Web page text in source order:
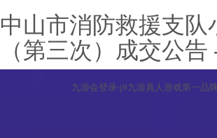
中山市消防救援支队
（第三次）成交公
九游会登录-j9九游真人游戏第一品牌